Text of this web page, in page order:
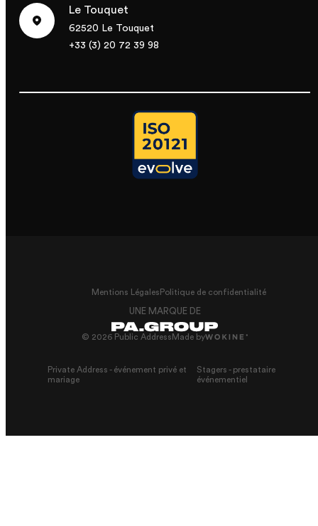
Le Touquet
62520 Le Touquet
+33 (3) 20 72 39 98
Mentions Légales Politique de confidentialité
UNE MARQUE DE
© 2026 Public Address Made by
Private Address - événement privé et
mariage
Stagers - prestataire
événementiel